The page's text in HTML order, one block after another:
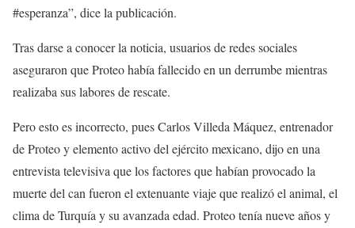
#esperanza”, dice la publicación.
Tras darse a conocer la noticia, usuarios de redes sociales
aseguraron que Proteo había fallecido en un derrumbe mientras
realizaba sus labores de rescate.
Pero esto es incorrecto, pues Carlos Villeda Máquez, entrenador
de Proteo y elemento activo del ejército mexicano, dijo en una
entrevista televisiva que los factores que habían provocado la
muerte del can fueron el extenuante viaje que realizó el animal, el
clima de Turquía y su avanzada edad. Proteo tenía nueve años y